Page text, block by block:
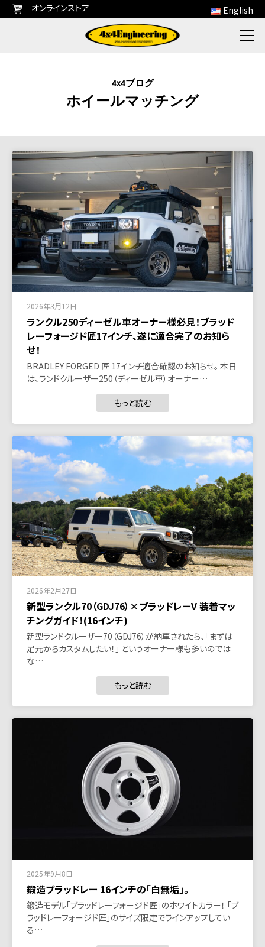
オンラインストア English
4x4ブログ
ホイールマッチング
2026年3月12日
ランクル250ディーゼル車オーナー様必見！ブラッド
レーフォージド匠17インチ、遂に適合完了のお知ら
せ！
BRADLEY FORGED 匠 17インチ適合確認のお知らせ。 本日
は、ランドクルーザー250（ディーゼル車）オーナー…
もっと読む
2026年2月27日
新型ランクル70（GDJ76）×ブラッドレーV 装着マッ
チングガイド！(16インチ)
新型ランドクルーザー70（GDJ76）が納車されたら、「まずは
足元からカスタムしたい！」 というオーナー様も多いのでは
な…
もっと読む
2025年9月8日
鍛造ブラッドレー 16インチの「白無垢」。
鍛造モデル「ブラッドレーフォージド匠」のホワイトカラー！ 「ブ
ラッドレーフォージド匠」のサイズ限定でラインアップしてい
る…